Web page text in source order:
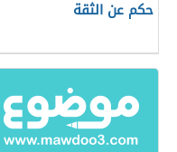
حكم عن الثقة